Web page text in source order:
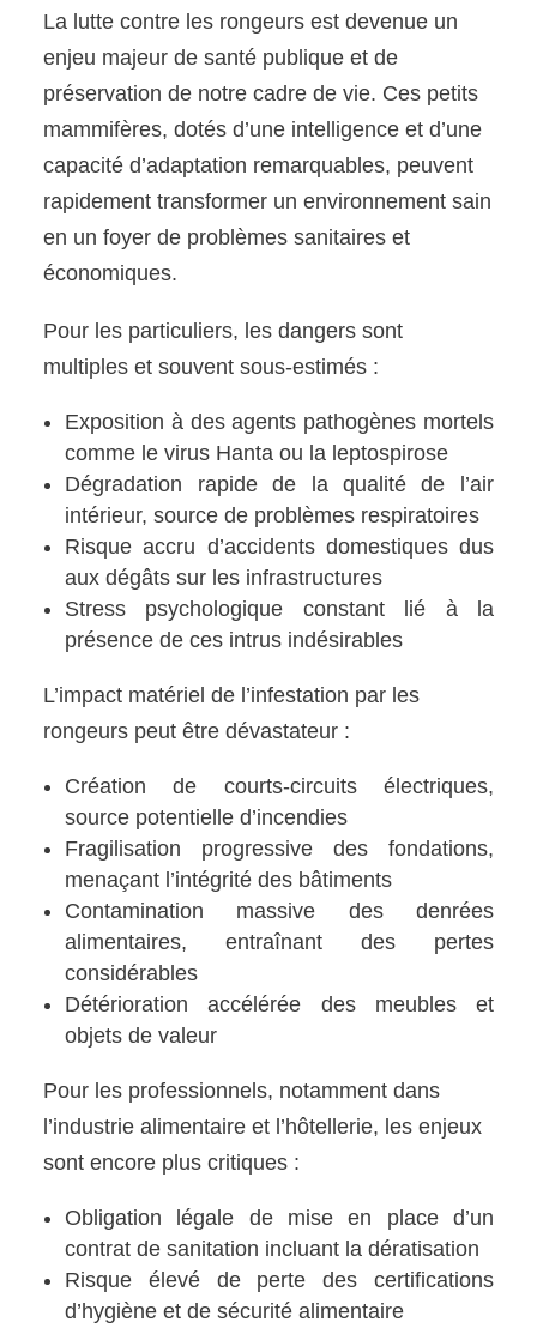
La lutte contre les rongeurs est devenue un
enjeu majeur de santé publique et de
préservation de notre cadre de vie. Ces petits
mammifères, dotés d’une intelligence et d’une
capacité d’adaptation remarquables, peuvent
rapidement transformer un environnement sain
en un foyer de problèmes sanitaires et
économiques.
Pour les particuliers, les dangers sont
multiples et souvent sous-estimés :
Exposition à des agents pathogènes mortels
comme le virus Hanta ou la leptospirose
Dégradation rapide de la qualité de l’air
intérieur, source de problèmes respiratoires
Risque accru d’accidents domestiques dus
aux dégâts sur les infrastructures
Stress psychologique constant lié à la
présence de ces intrus indésirables
L’impact matériel de l’infestation par les
rongeurs peut être dévastateur :
Création de courts-circuits électriques,
source potentielle d’incendies
Fragilisation progressive des fondations,
menaçant l’intégrité des bâtiments
Contamination massive des denrées
alimentaires, entraînant des pertes
considérables
Détérioration accélérée des meubles et
objets de valeur
Pour les professionnels, notamment dans
l’industrie alimentaire et l’hôtellerie, les enjeux
sont encore plus critiques :
Obligation légale de mise en place d’un
contrat de sanitation incluant la dératisation
Risque élevé de perte des certifications
d’hygiène et de sécurité alimentaire